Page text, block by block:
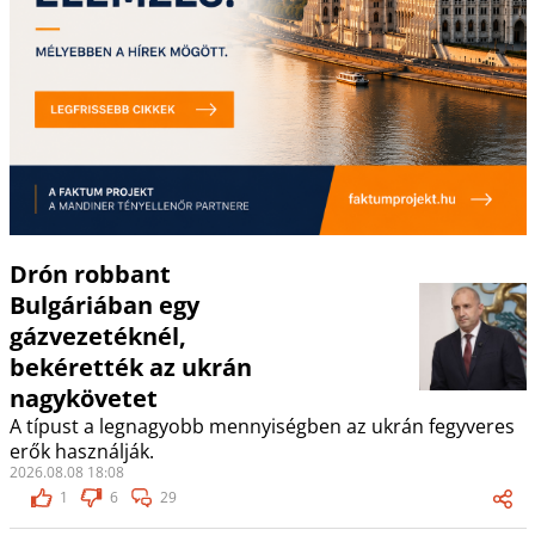
Drón robbant
Bulgáriában egy
gázvezetéknél,
bekérették az ukrán
nagykövetet
A típust a legnagyobb mennyiségben az ukrán fegyveres
erők használják.
2026.08.08 18:08
1
6 29